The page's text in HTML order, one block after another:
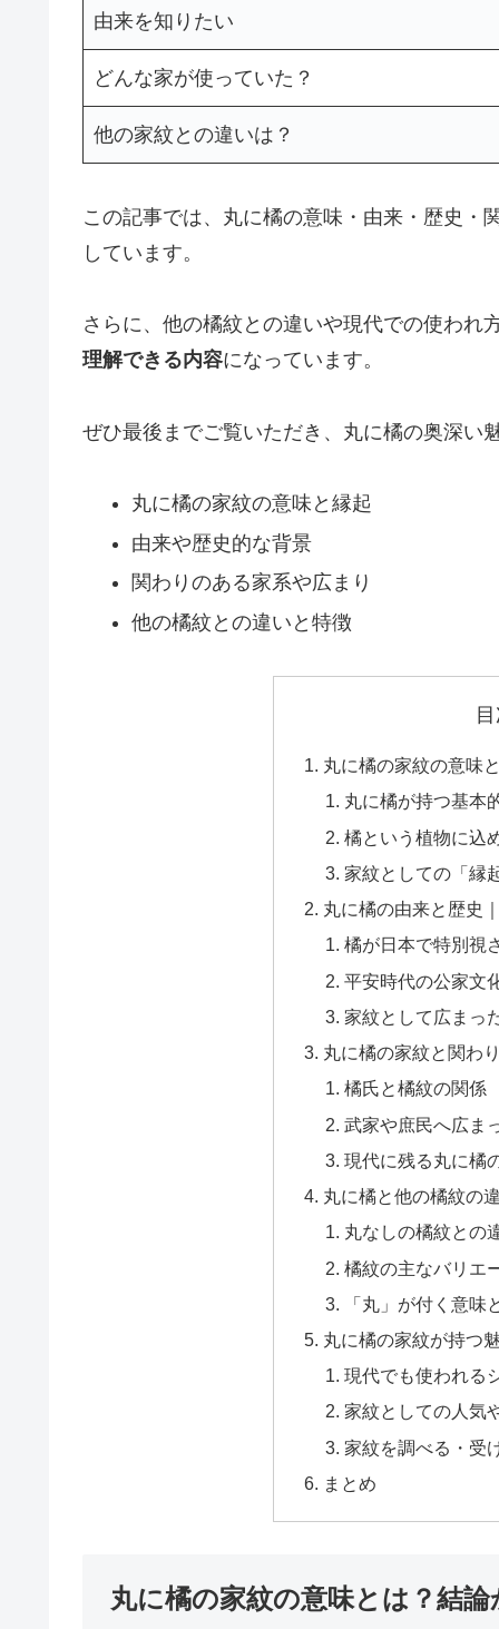
由来を知りたい
どんな家が使っていた？
他の家紋との違いは？
この記事では、丸に橘の意味・由来・歴史・
しています。
さらに、他の橘紋との違いや現代での使われ
理解できる内容になっています。
ぜひ最後までご覧いただき、丸に橘の奥深い
丸に橘の家紋の意味と縁起
由来や歴史的な背景
関わりのある家系や広まり
他の橘紋との違いと特徴
丸に橘の家紋の意味
丸に橘が持つ基本
橘という植物に込
家紋としての「縁
丸に橘の由来と歴史
橘が日本で特別視
平安時代の公家文
家紋として広まっ
丸に橘の家紋と関わ
橘氏と橘紋の関係
武家や庶民へ広ま
現代に残る丸に橘
丸に橘と他の橘紋の
丸なしの橘紋との
橘紋の主なバリエ
「丸」が付く意味
丸に橘の家紋が持つ
現代でも使われる
家紋としての人気
家紋を調べる・受
まとめ
丸に橘の家紋の意味とは？結